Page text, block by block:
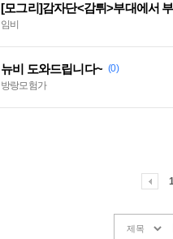
[모그리]감자단<감튀>부대에서
임비
뉴비 도와드립니다~ (0)
방랑모험가